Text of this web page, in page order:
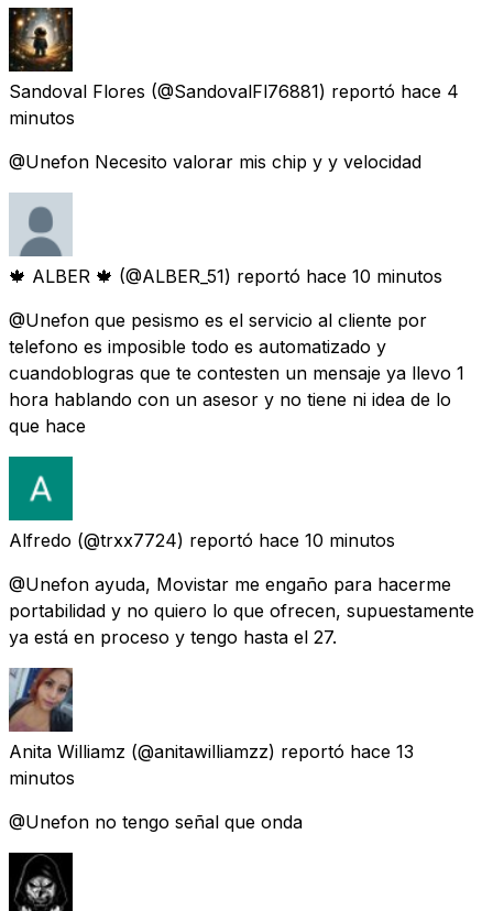
Sandoval Flores (@SandovalFl76881) reportó hace 4
minutos
@Unefon Necesito valorar mis chip y y velocidad
🍁 ALBER 🍁 (@ALBER_51) reportó hace 10 minutos
@Unefon que pesismo es el servicio al cliente por
telefono es imposible todo es automatizado y
cuandoblogras que te contesten un mensaje ya llevo 1
hora hablando con un asesor y no tiene ni idea de lo
que hace
Alfredo (@trxx7724) reportó hace 10 minutos
@Unefon ayuda, Movistar me engaño para hacerme
portabilidad y no quiero lo que ofrecen, supuestamente
ya está en proceso y tengo hasta el 27.
Anita Williamz (@anitawilliamzz) reportó hace 13
minutos
@Unefon no tengo señal que onda